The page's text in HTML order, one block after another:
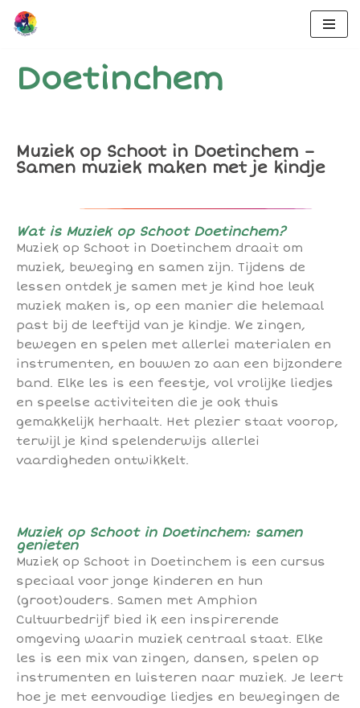
de
Doetinchem
Muziek op Schoot in Doetinchem –
Samen muziek maken met je kindje
Wat is Muziek op Schoot Doetinchem?
Muziek op Schoot in Doetinchem draait om
muziek, beweging en samen zijn. Tijdens de
lessen ontdek je samen met je kind hoe leuk
muziek maken is, op een manier die helemaal
past bij de leeftijd van je kindje. We zingen,
bewegen en spelen met allerlei materialen en
instrumenten, en bouwen zo aan een bijzondere
band. Elke les is een feestje, vol vrolijke liedjes
en speelse activiteiten die je ook thuis
gemakkelijk herhaalt. Het plezier staat voorop,
terwijl je kind spelenderwijs allerlei
vaardigheden ontwikkelt.
Muziek op Schoot in Doetinchem: samen
genieten
Muziek op Schoot in Doetinchem is een cursus
speciaal voor jonge kinderen en hun
(groot)ouders. Samen met Amphion
Cultuurbedrijf bied ik een inspirerende
omgeving waarin muziek centraal staat. Elke
les is een mix van zingen, dansen, spelen op
instrumenten en luisteren naar muziek. Je leert
hoe je met eenvoudige liedjes en bewegingen de